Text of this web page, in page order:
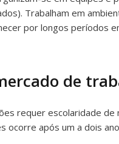
Trabalham em
por longos períodos
de
requer escolaridade
ocorre após um a dois